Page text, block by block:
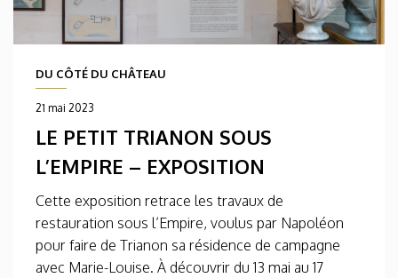
DU CÔTÉ DU CHÂTEAU
21 mai 2023
LE PETIT TRIANON SOUS
L’EMPIRE – EXPOSITION
Cette exposition retrace les travaux de
restauration sous l’Empire, voulus par Napoléon
pour faire de Trianon sa résidence de campagne
avec Marie-Louise. À découvrir du 13 mai au 17